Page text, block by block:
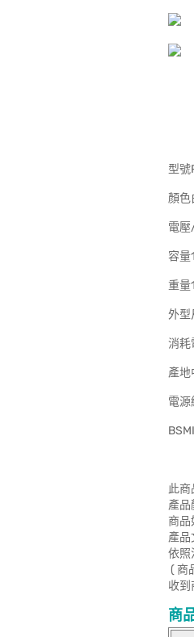
型號
顏色
電
容量
重量
外型
消耗
產地
電
此
產品
商
產品
依照
( 商
收到
商